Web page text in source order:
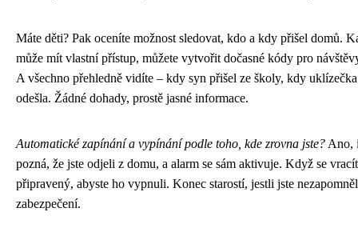
Máte děti? Pak oceníte možnost sledovat, kdo a kdy přišel domů.
může mít vlastní přístup, můžete vytvořit dočasné kódy pro
A všechno přehledně vidíte – kdy syn přišel ze školy, kdy
odešla. Žádné dohady, prostě jasné informace.
Automatické zapínání a vypínání podle toho, kde zrovna jste? Ano,
pozná, že jste odjeli z domu, a alarm se sám aktivuje. Když se
připravený, abyste ho vypnuli. Konec starostí, jestli jste
zabezpečení.